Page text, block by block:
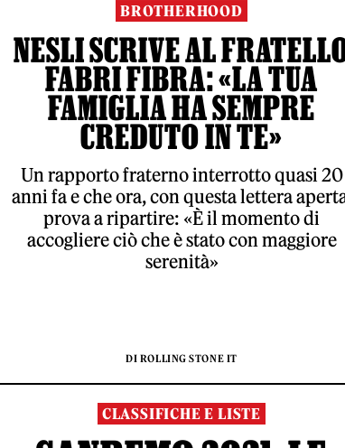
BROTHERHOOD
NESLI SCRIVE AL
FABRI FIBRA: «LA TUA
FAMIGLIA HA SEMPRE
CREDUTO IN TE»
Un rapporto fraterno interrotto quasi 20
anni fa e che ora, con questa lettera
prova a ripartire: «È il momento di
accogliere ciò che è stato con maggiore
serenità»
DI ROLLING STONE IT
CLASSIFICHE E LISTE